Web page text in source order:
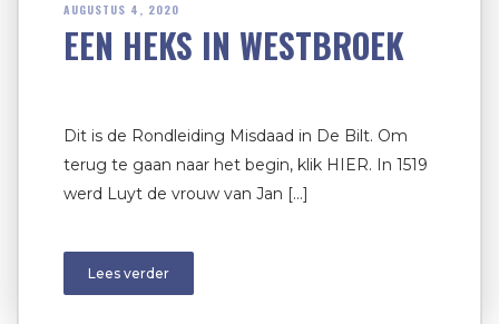
AUGUSTUS 4, 2020
EEN HEKS IN WESTBROEK
Dit is de Rondleiding Misdaad in De Bilt. Om
terug te gaan naar het begin, klik HIER. In 1519
werd Luyt de vrouw van Jan […]
Lees verder